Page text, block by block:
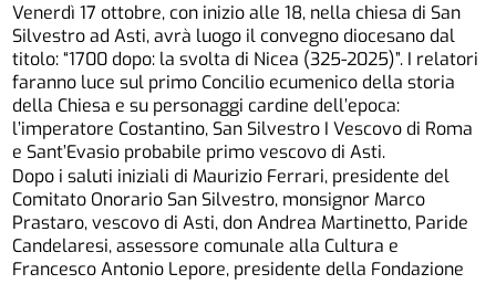
Venerdì 17 ottobre, con inizio alle 18, nella chiesa di San
Silvestro ad Asti, avrà luogo il convegno diocesano dal
titolo: “1700 dopo: la svolta di Nicea (325-2025)”. I relatori
faranno luce sul primo Concilio ecumenico della storia
della Chiesa e su personaggi cardine dell’epoca:
l’imperatore Costantino, San Silvestro I Vescovo di Roma
e Sant’Evasio probabile primo vescovo di Asti.
Dopo i saluti iniziali di Maurizio Ferrari, presidente del
Comitato Onorario San Silvestro, monsignor Marco
Prastaro, vescovo di Asti, don Andrea Martinetto, Paride
Candelaresi, assessore comunale alla Cultura e
Francesco Antonio Lepore, presidente della Fondazione